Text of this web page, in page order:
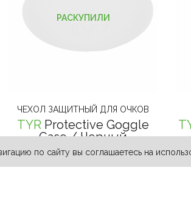
РАСКУПИЛИ
ЧЕХОЛ ЗАЩИТНЫЙ ДЛЯ ОЧКОВ
TYR Protective Goggle
Case/ Черный
1 199 ₽
по сайту вы соглашаетесь на